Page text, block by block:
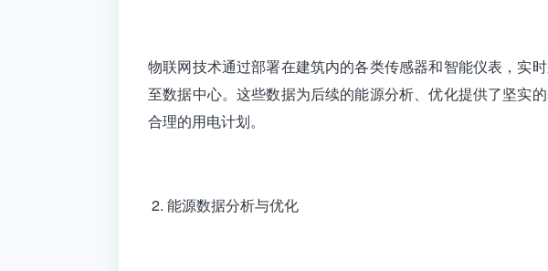
物联网技术通过部署在建筑内的各类传感器和智能仪表，实
至数据中心。这些数据为后续的能源分析、优化提供了坚实
合理的用电计划。
2. 能源数据分析与优化